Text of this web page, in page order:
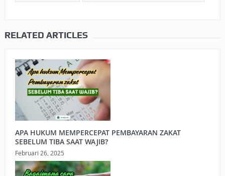
RELATED ARTICLES
APA HUKUM MEMPERCEPAT PEMBAYARAN ZAKAT
SEBELUM TIBA SAAT WAJIB?
Februari 26, 2025